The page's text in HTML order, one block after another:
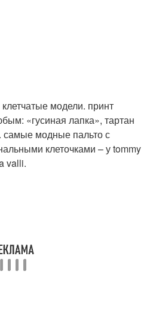
модели. принт
«гусиная лапка», тартан
самые модные пальто с
клеточками – у tommy
valli.